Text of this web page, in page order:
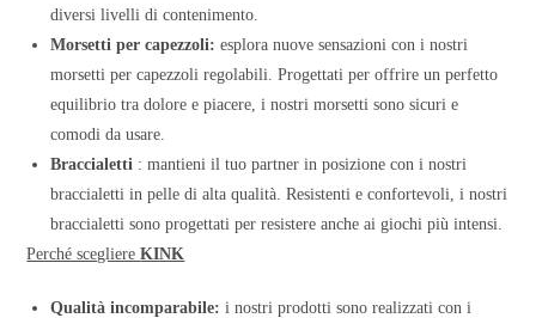
diversi livelli di contenimento.
Morsetti per capezzoli: esplora nuove sensazioni con i nostri
morsetti per capezzoli regolabili. Progettati per offrire un perfetto
equilibrio tra dolore e piacere, i nostri morsetti sono sicuri e
comodi da usare.
Braccialetti : mantieni il tuo partner in posizione con i nostri
braccialetti in pelle di alta qualità. Resistenti e confortevoli, i nostri
braccialetti sono progettati per resistere anche ai giochi più intensi.
Perché scegliereKINK
Qualità incomparabile: i nostri prodotti sono realizzati con i